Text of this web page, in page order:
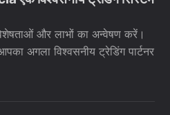
और लाभों का अन्वेषण करें।
अगला विश्वसनीय ट्रेडिंग पार्टनर